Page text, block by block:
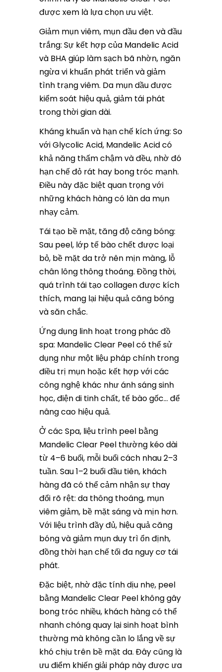
được xem là lựa chọn ưu việt.
Giảm mụn viêm, mụn đầu đen và đầu
trắng: Sự kết hợp của Mandelic Acid
và BHA giúp làm sạch bã nhờn, ngăn
ngừa vi khuẩn phát triển và giảm
tình trạng viêm. Da mụn dầu được
kiểm soát hiệu quả, giảm tái phát
trong thời gian dài.
Kháng khuẩn và hạn chế kích ứng: So
với Glycolic Acid, Mandelic Acid có
khả năng thấm chậm và đều, nhờ đó
hạn chế đỏ rát hay bong tróc mạnh.
Điều này đặc biệt quan trọng với
những khách hàng có làn da mụn
nhạy cảm.
Tái tạo bề mặt, tăng độ căng bóng:
Sau peel, lớp tế bào chết được loại
bỏ, bề mặt da trở nên mịn màng, lỗ
chân lông thông thoáng. Đồng thời,
quá trình tái tạo collagen được kích
thích, mang lại hiệu quả căng bóng
và săn chắc.
Ứng dụng linh hoạt trong phác đồ
spa: Mandelic Clear Peel có thể sử
dụng như một liệu pháp chính trong
điều trị mụn hoặc kết hợp với các
công nghệ khác như ánh sáng sinh
học, điện di tinh chất, tế bào gốc… để
nâng cao hiệu quả.
Ở các Spa, liệu trình peel bằng
Mandelic Clear Peel thường kéo dài
từ 4–6 buổi, mỗi buổi cách nhau 2–3
tuần. Sau 1–2 buổi đầu tiên, khách
hàng đã có thể cảm nhận sự thay
đổi rõ rệt: da thông thoáng, mụn
viêm giảm, bề mặt sáng và mịn hơn.
Với liệu trình đầy đủ, hiệu quả căng
bóng và giảm mụn duy trì ổn định,
đồng thời hạn chế tối đa nguy cơ tái
phát.
Đặc biệt, nhờ đặc tính dịu nhẹ, peel
bằng Mandelic Clear Peel không gây
bong tróc nhiều, khách hàng có thể
nhanh chóng quay lại sinh hoạt bình
thường mà không cần lo lắng về sự
khó chịu trên bề mặt da. Đây cũng là
ưu điểm khiến giải pháp này được ưa